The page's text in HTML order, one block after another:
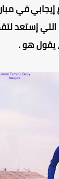
في
إستعد
يقول هو .